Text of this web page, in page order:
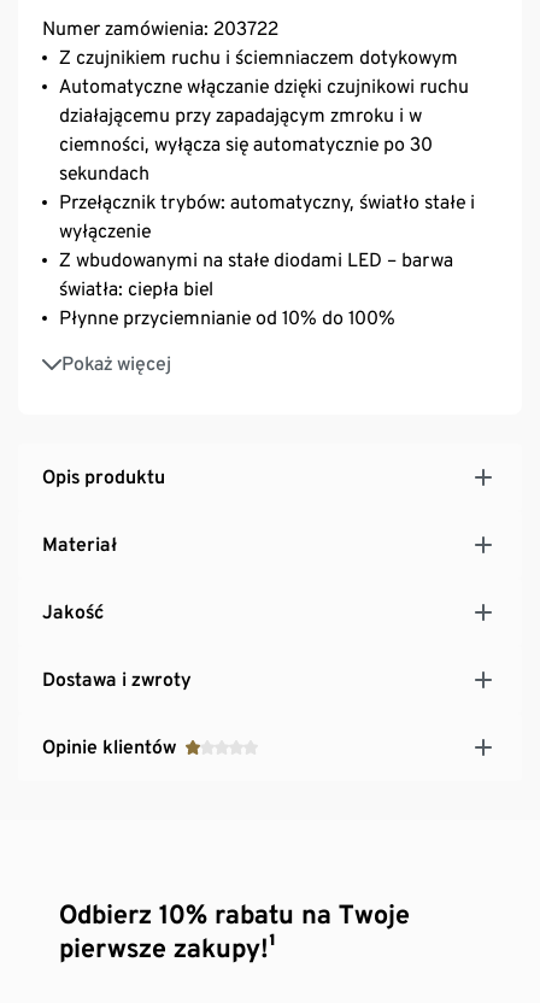
Numer zamówienia: 203722
Z czujnikiem ruchu i ściemniaczem dotykowym
Automatyczne włączanie dzięki czujnikowi ruchu
działającemu przy zapadającym zmroku i w
ciemności, wyłącza się automatycznie po 30
sekundach
Przełącznik trybów: automatyczny, światło stałe i
wyłączenie
Z wbudowanymi na stałe diodami LED – barwa
światła: ciepła biel
Płynne przyciemnianie od 10% do 100%
Pokaż więcej
Płaski kształt umożliwia wszechstronne
wykorzystanie
Samoprzylepne, magnetyczne podkładki z paskami
Opis produktu
Materiał
Jakość
Dostawa i zwroty
Opinie klientów
Odbierz 10% rabatu na Twoje
pierwsze zakupy!¹